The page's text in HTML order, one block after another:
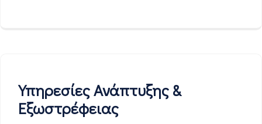
Υπηρεσίες Ανάπτυξης &
Εξωστρέφειας